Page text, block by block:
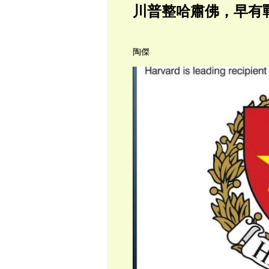
川普整哈肅佛，早有
陶傑